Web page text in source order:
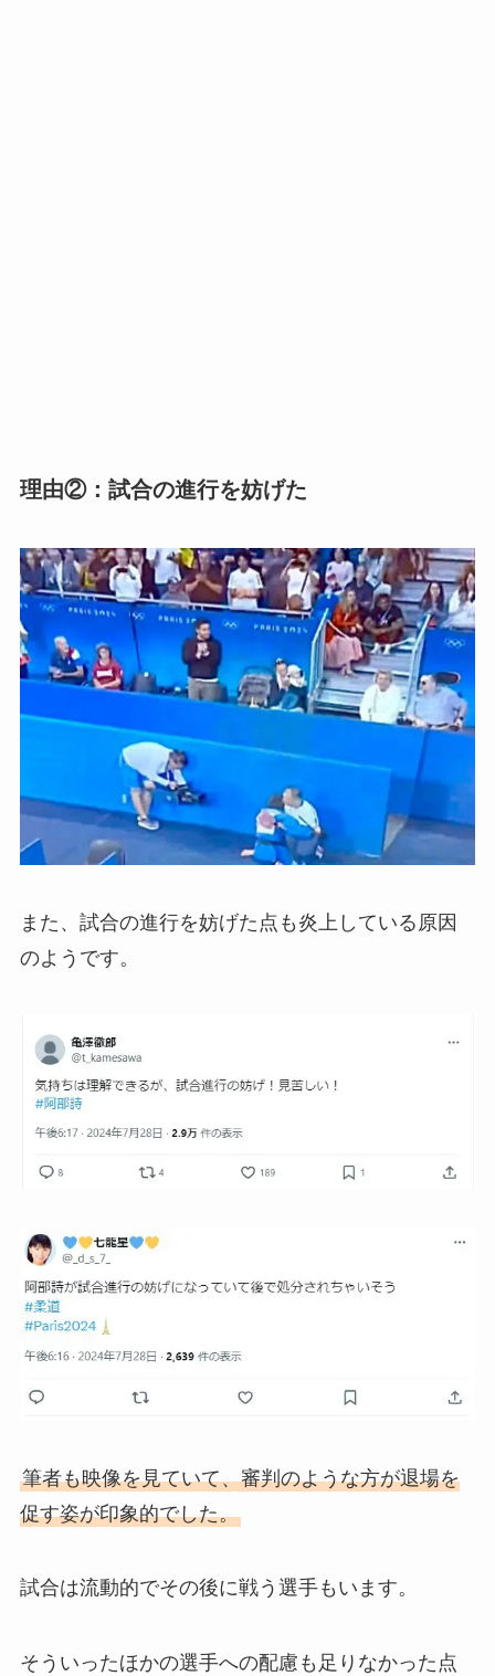
理由②：試合の進行を妨げた
また、試合の進行を妨げた点も炎上している原因
のようです。
筆者も映像を見ていて、審判のような方が退場を
促す姿が印象的でした。
試合は流動的でその後に戦う選手もいます。
そういったほかの選手への配慮も足りなかった点